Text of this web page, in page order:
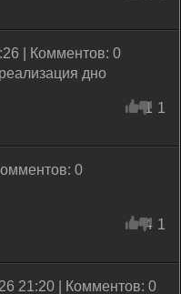
| Комментов: 0
дно
1 1
0
4 1
21:20 | Комментов: 0